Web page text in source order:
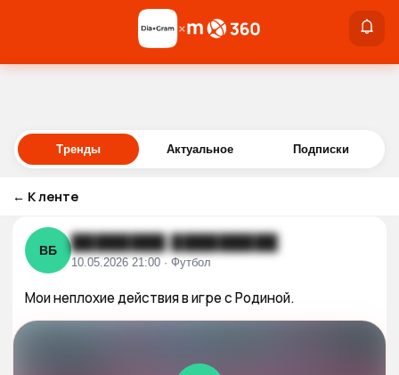
Войти
×
Тренды Актуальное Подписки
← К ленте
ВБ ████████ █████████
10.05.2026 21:00 · Футбол
Мои неплохие действия в игре с Родиной.